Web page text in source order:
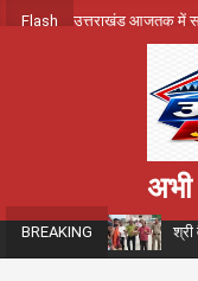
SkipFlash उत्तराखंड आजतक में
BREAKING श्री